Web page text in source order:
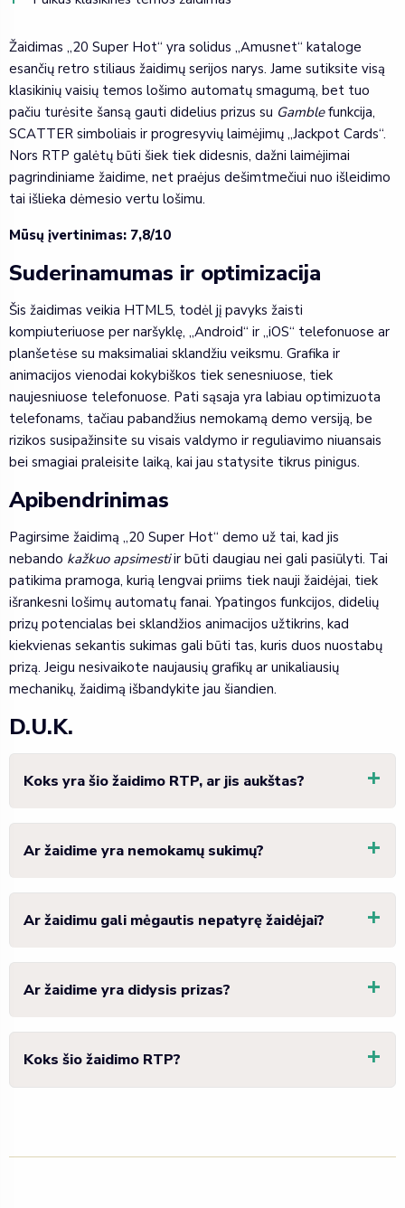
Žaidimas „20 Super Hot“ yra solidus „Amusnet“ kataloge
esančių retro stiliaus žaidimų serijos narys. Jame sutiksite visą
klasikinių vaisių temos lošimo automatų smagumą, bet tuo
pačiu turėsite šansą gauti didelius prizus su Gamblefunkcija,
SCATTER simboliais ir progresyvių laimėjimų „Jackpot Cards“.
Nors RTP galėtų būti šiek tiek didesnis, dažni laimėjimai
pagrindiniame žaidime, net praėjus dešimtmečiui nuo išleidimo
tai išlieka dėmesio vertu lošimu.
Mūsų įvertinimas: 7,8/10
Suderinamumas ir optimizacija
Šis žaidimas veikia HTML5, todėl jį pavyks žaisti
kompiuteriuose per naršyklę, „Android“ ir „iOS“ telefonuose ar
planšetėse su maksimaliai sklandžiu veiksmu. Grafika ir
animacijos vienodai kokybiškos tiek senesniuose, tiek
naujesniuose telefonuose. Pati sąsaja yra labiau optimizuota
telefonams, tačiau pabandžius nemokamą demo versiją, be
rizikos susipažinsite su visais valdymo ir reguliavimo niuansais
bei smagiai praleisite laiką, kai jau statysite tikrus pinigus.
Apibendrinimas
Pagirsime žaidimą „20 Super Hot“ demo už tai, kad jis
nebando kažkuo apsimestiir būti daugiau nei gali pasiūlyti. Tai
patikima pramoga, kurią lengvai priims tiek nauji žaidėjai, tiek
išrankesni lošimų automatų fanai. Ypatingos funkcijos, didelių
prizų potencialas bei sklandžios animacijos užtikrins, kad
kiekvienas sekantis sukimas gali būti tas, kuris duos nuostabų
prizą. Jeigu nesivaikote naujausių grafikų ar unikaliausių
mechanikų, žaidimą išbandykite jau šiandien.
D.U.K.
Koks yra šio žaidimo RTP, ar jis aukštas?
Ar žaidime yra nemokamų sukimų?
Ar žaidimu gali mėgautis nepatyrę žaidėjai?
Ar žaidime yra didysis prizas?
Koks šio žaidimo RTP?